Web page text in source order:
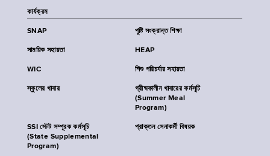
কার্যক্রম
SNAP পুষ্টি সংক্রান্ত শিক্ষা
সাময়িক সহায়তা HEAP
WIC শিশু পরিচর্যার সহায়তা
স্কুলের খাবার
গ্রীষ্মকালীন খাবারের কর্মসূচি
(Summer Meal
Program)
SSI স্টেট সম্পূরক কর্মসূচি
(State Supplemental
Program)
প্রাক্তন সেনাকর্মী বিষয়ক